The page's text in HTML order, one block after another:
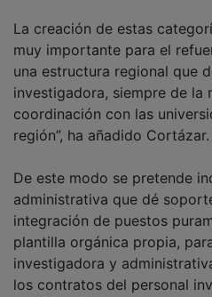
muy importante para el
una estructura regional que
investigadora, siempre de la
coordinación con las
región”, ha añadido Cortázar.
administrativa que dé
integración de puestos
plantilla orgánica propia,
investigadora y
los contratos del personal
participación en procesos